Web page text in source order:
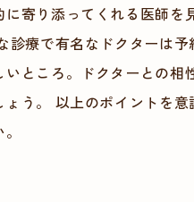
寄り添ってくれる医師を
療で有名なドクターは
ところ。ドクターとの相
う。 以上のポイントを意